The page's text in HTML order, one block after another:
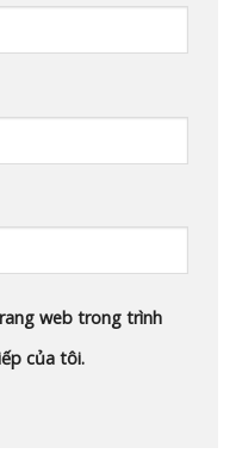
web trong trình
của tôi.